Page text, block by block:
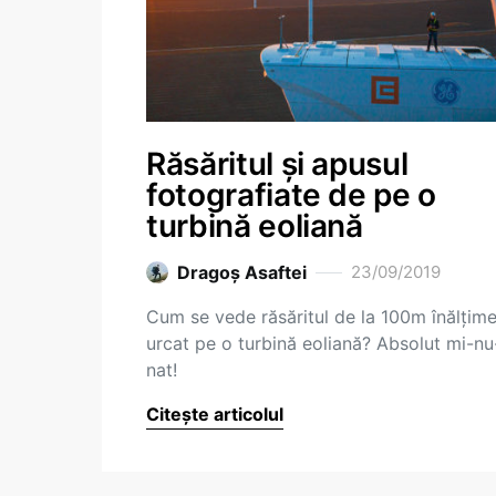
Răsăritul și apusul
fotografiate de pe o
turbină eoliană
Dragoş Asaftei 23/09/2019
Cum se vede răsăritul de la 100m
urcat pe o turbină eoliană? Absolut mi-
nat!
Citește articolul